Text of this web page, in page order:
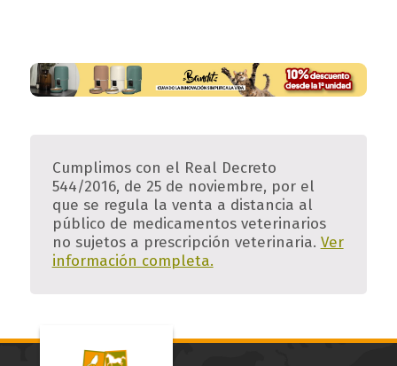
Cumplimos con el Real Decreto
544/2016, de 25 de noviembre, por el
que se regula la venta a distancia al
público de medicamentos veterinarios
no sujetos a prescripción veterinaria. Ver
información completa.